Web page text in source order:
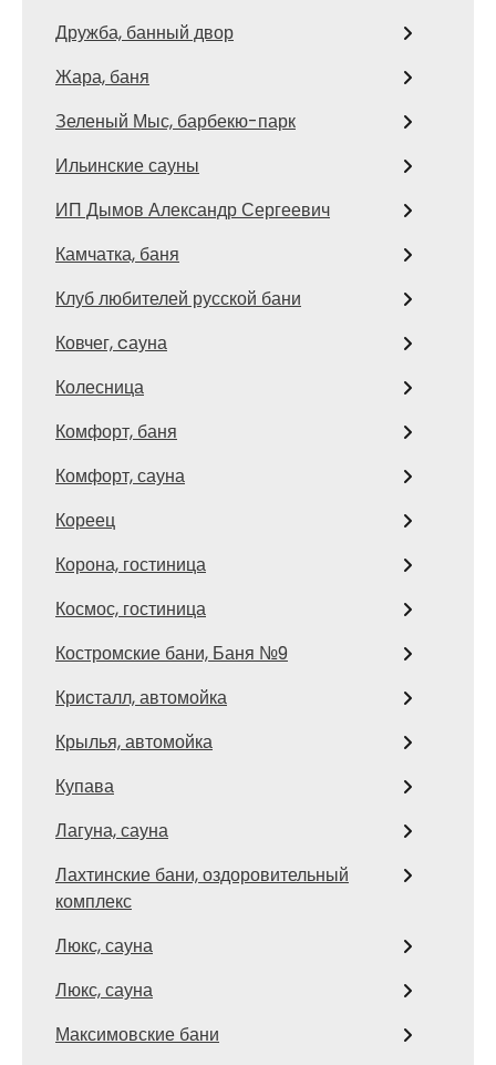
Дружба, банный двор
Жара, баня
Зеленый Мыс, барбекю-парк
Ильинские сауны
ИП Дымов Александр Сергеевич
Камчатка, баня
Клуб любителей русской бани
Ковчег, cауна
Колесница
Комфорт, баня
Комфорт, сауна
Кореец
Корона, гостиница
Космос, гостиница
Костромские бани, Баня №9
Кристалл, автомойка
Крылья, автомойка
Купава
Лагуна, сауна
Лахтинские бани, оздоровительный
комплекс
Люкс, сауна
Люкс, сауна
Максимовские бани